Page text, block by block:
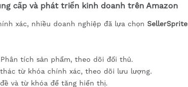
cấp và phát triển kinh doanh trên Amazon
xác, nhiều doanh nghiệp đã lựa chọn SellerSprite
tích sản phẩm, theo dõi đối thủ.
từ khóa chính xác, theo dõi lưu lượng.
và từ khóa để tăng hiển thị.